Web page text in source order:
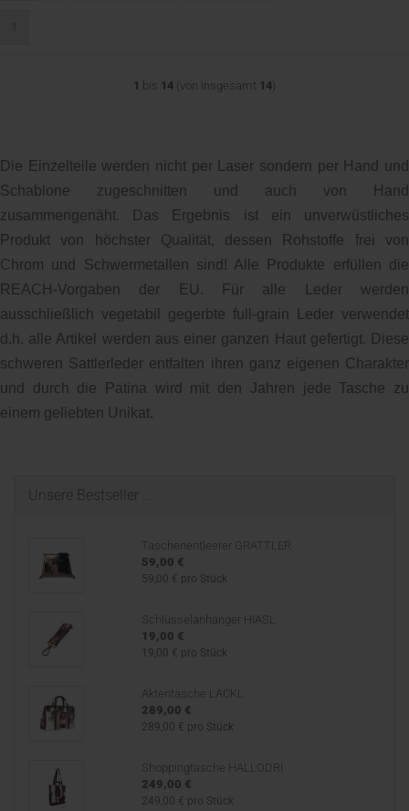
1 bis 14 (von insgesamt 14)
Die Einzelteile werden nicht per Laser sondern per Hand und
Schablone zugeschnitten und auch von Hand
zusammengenäht. Das Ergebnis ist ein unverwüstliches
Produkt von höchster Qualität, dessen Rohstoffe frei von
Chrom und Schwermetallen sind! Alle Produkte erfüllen die
REACH-Vorgaben der EU. Für alle Leder werden
ausschließlich vegetabil gegerbte full-grain Leder verwendet
d.h. alle Artikel werden aus einer ganzen Haut gefertigt. Diese
schweren Sattlerleder entfalten ihren ganz eigenen Charakter
und durch die Patina wird mit den Jahren jede Tasche zu
einem geliebten Unikat.
Unsere Bestseller ...
Taschenentleerer GRATTLER
59,00 €
59,00 € pro Stück
Schlüsselanhänger HIASL
19,00 €
19,00 € pro Stück
Aktentasche LACKL
289,00 €
289,00 € pro Stück
Shoppingtasche HALLODRI
249,00 €
249,00 € pro Stück